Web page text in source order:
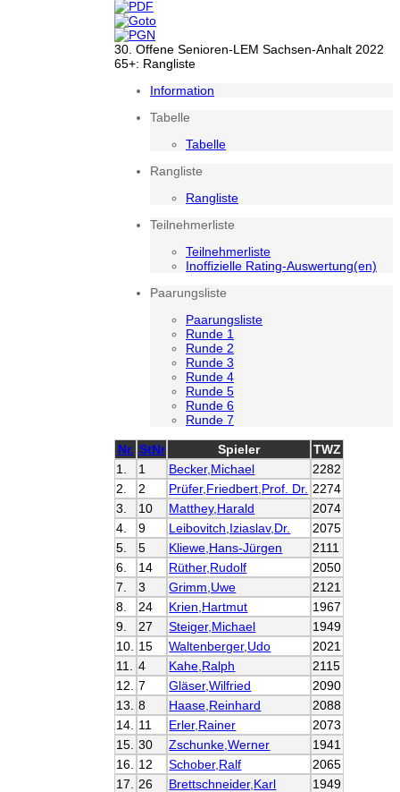
30. Offene Senioren-LEM Sachsen-Anhalt 2022
65+: Rangliste
Information
Tabelle
Tabelle
Rangliste
Rangliste
Teilnehmerliste
Teilnehmerliste
Inoffizielle Rating-Auswertung(en)
Paarungsliste
Paarungsliste
Runde 1
Runde 2
Runde 3
Runde 4
Runde 5
Runde 6
Runde 7
Nr. StNr Spieler
TWZ
1.
1 Becker,Michael
2282
2.
2 Prüfer,Friedbert,Prof. Dr. 2274
3.
10 Matthey,Harald
2074
4.
9 Leibovitch,Iziaslav,Dr.
2075
5.
5 Kliewe,Hans-Jürgen
2111
6.
14 Rüther,Rudolf
2050
7.
3 Grimm,Uwe
2121
8.
24 Krien,Hartmut
1967
9.
27 Steiger,Michael
1949
10.
15 Waltenberger,Udo
2021
11.
4 Kahe,Ralph
2115
12.
7 Gläser,Wilfried
2090
13.
8 Haase,Reinhard
2088
14.
11 Erler,Rainer
2073
15. 30 Zschunke,Werner
1941
16.
12 Schober,Ralf
2065
17.
26 Brettschneider,Karl
1949